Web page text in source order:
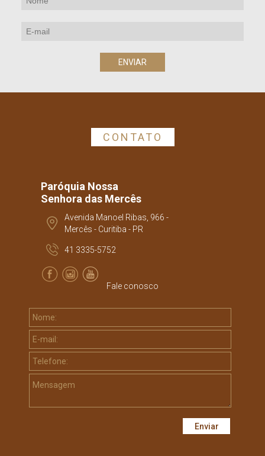
CONTATO
Paróquia Nossa
Senhora das Mercês
Avenida Manoel Ribas, 966 -
Mercês - Curitiba - PR
41 3335-5752
Fale conosco